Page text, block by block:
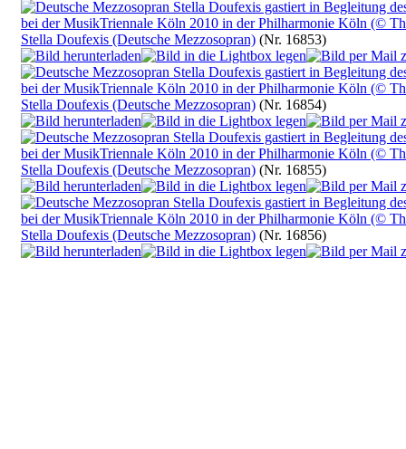
Stella Doufexis (Deutsche Mezzosopran) (Nr. 16853)
Stella Doufexis (Deutsche Mezzosopran) (Nr. 16854)
Stella Doufexis (Deutsche Mezzosopran) (Nr. 16855)
Stella Doufexis (Deutsche Mezzosopran) (Nr. 16856)